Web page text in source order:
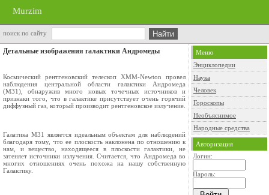
Murzim
поиск по сайту
Детальные изображения галактики Андромеды
Космический рентгеновский телескоп XMM-Newton провел
наблюдения центральной области галактики Андромеда
(М31), обнаружив много новых точечных источников и
признаки того, что в галактике присутствует очень горячий
диффузный газ, который производит рентгеновское излучение.
Галатика M31 является идеальным объектам для наблюдений
благодаря тому, что ее плоскость наклонена по отношению к
нам, и вещество, находящееся в плоскости галактики, не
затеняет источники излучения. Считается, что Андромеда во
многих отношениях очень похожа на нашу собственную
Галактику.
Меню
Энциклопедии
Наука
Человек
Гороскопы
Необъяснимое
Народные средства
Авторизация
Логин:
Пароль: